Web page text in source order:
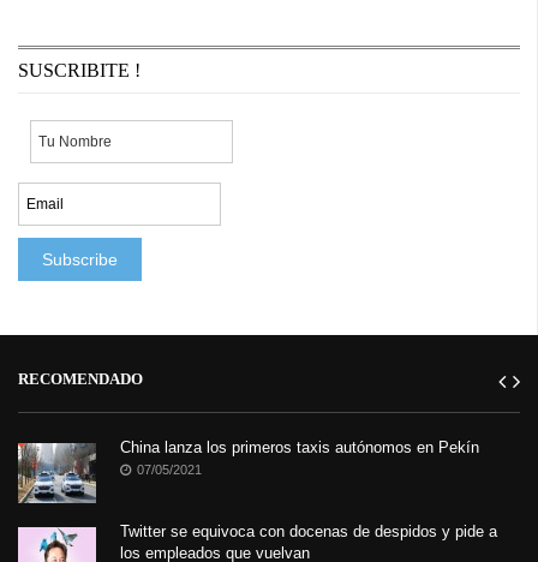
SUSCRIBITE !
RECOMENDADO
China lanza los primeros taxis autónomos en Pekín
07/05/2021
Twitter se equivoca con docenas de despidos y pide a
los empleados que vuelvan